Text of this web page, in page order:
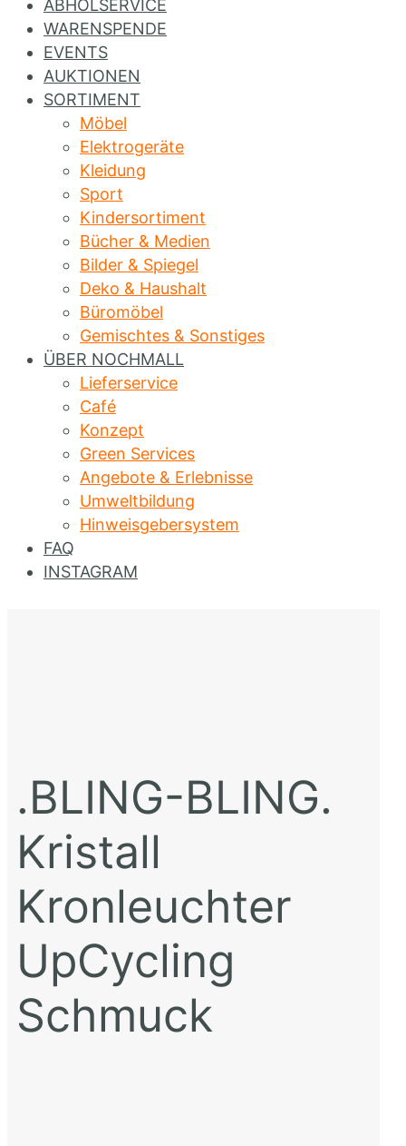
ABHOLSERVICE
WARENSPENDE
EVENTS
AUKTIONEN
SORTIMENT
Möbel
Elektrogeräte
Kleidung
Sport
Kindersortiment
Bücher & Medien
Bilder & Spiegel
Deko & Haushalt
Büromöbel
Gemischtes & Sonstiges
ÜBER NOCHMALL
Lieferservice
Café
Konzept
Green Services
Angebote & Erlebnisse
Umweltbildung
Hinweisgebersystem
FAQ
INSTAGRAM
.BLING-BLING.
Kristall
Kronleuchter
UpCycling
Schmuck